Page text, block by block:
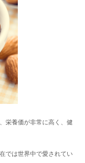
栄養価が非常に高く、健
では世界中で愛されてい